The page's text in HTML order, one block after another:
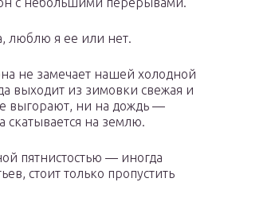
люблю я ее или нет.
не замечает нашей холодной
выходит из зимовки свежая и
выгорают, ни на дождь —
скатывается на землю.
пятнистостью — иногда
стоит только пропустить